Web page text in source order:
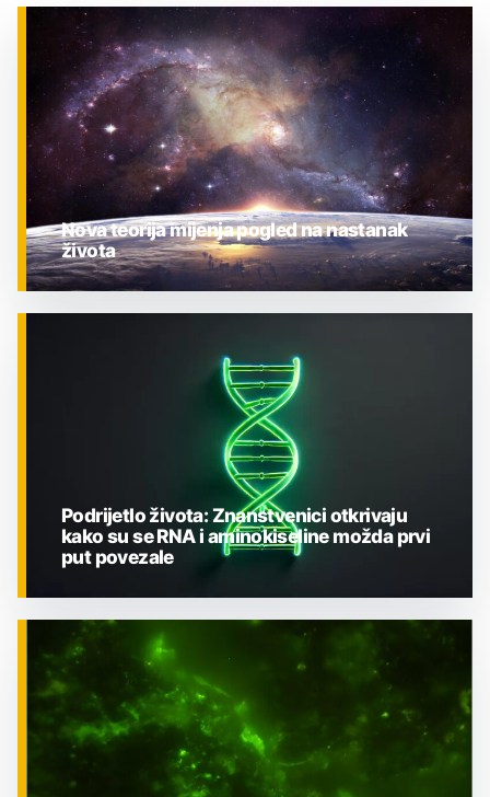
Nova teorija mijenja pogled na nastanak
života
ZNANOST
Podrijetlo života: Znanstvenici otkrivaju
kako su se RNA i aminokiseline možda prvi
put povezale